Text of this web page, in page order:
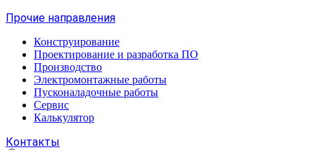
Прочие направления
Конструирование
Проектирование и разработка ПО
Производство
Электромонтажные работы
Пусконаладочные работы
Сервис
Калькулятор
Контакты